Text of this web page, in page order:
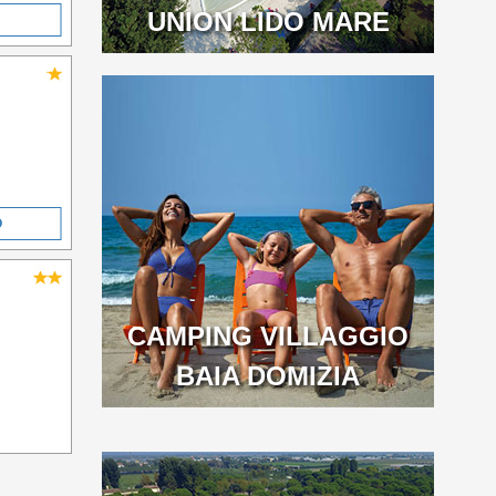
UNION LIDO MARE
CAMPING VILLAGGIO
BAIA DOMIZIA